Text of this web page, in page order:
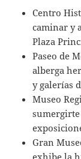
Centro
caminar y
Plaza
Paseo de
alberga
y galerías
Museo
Gran
exhibe la